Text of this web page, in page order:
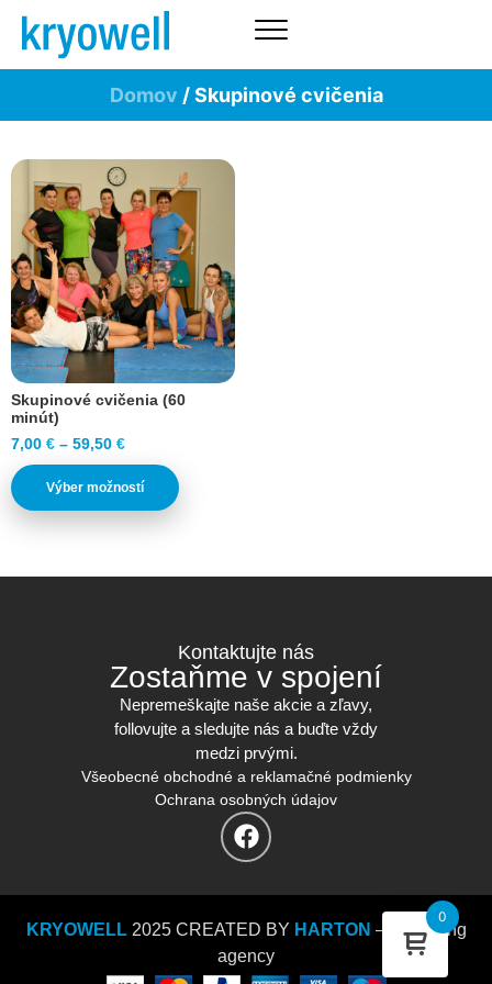
Domov / Skupinové cvičenia
Skupinové cvičenia (60
minút)
7,00 € – 59,50 €
Výber možností
Kontaktujte nás
Zostaňme v spojení
Nepremeškajte naše akcie a zľavy,
follovujte a sledujte nás a buďte vždy
medzi prvými.
Všeobecné obchodné a reklamačné podmienky
Ochrana osobných údajov
KRYOWELL 2025 CREATED BY HARTON – marketing
agency
0